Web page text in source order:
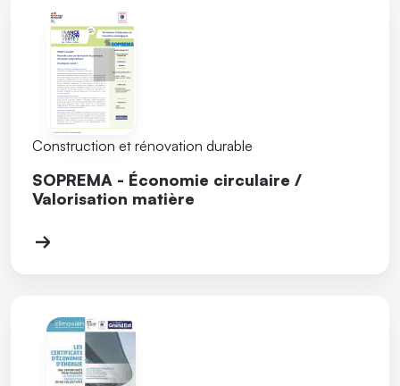
Construction et rénovation durable
SOPREMA - Économie circulaire /
Valorisation matière